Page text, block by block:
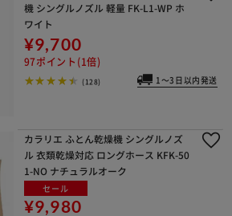
機 シングルノズル 軽量 FK-L1-WP ホ
ワイト
¥9,700
97ポイント(1倍)
(128) 1～3日以内発送
カラリエ ふとん乾燥機 シングルノズ
ル 衣類乾燥対応 ロングホース KFK-50
1-NO ナチュラルオーク
セール
¥9,980